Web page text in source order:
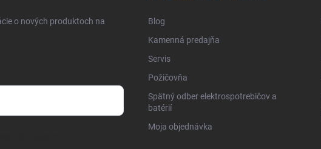
o nových produktoch na
Blog
Kamenná predajňa
Servis
Požičovňa
Spätný odber elektrospotrebičov a
batérií
Moja objednávka